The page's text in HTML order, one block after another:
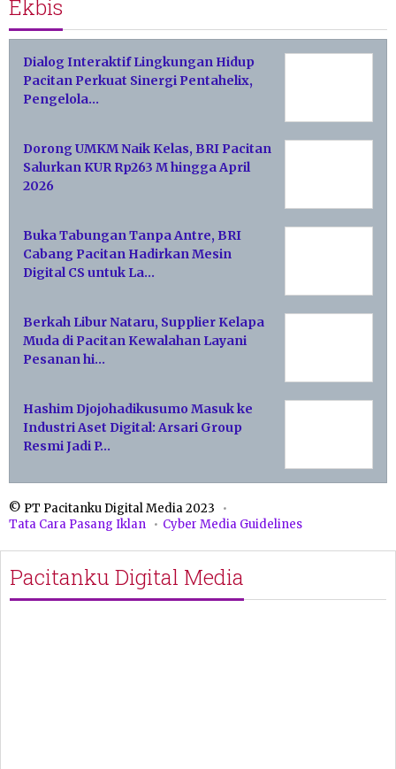
Ekbis
Dialog Interaktif Lingkungan Hidup
Pacitan Perkuat Sinergi Pentahelix,
Pengelola…
Dorong UMKM Naik Kelas, BRI Pacitan
Salurkan KUR Rp263 M hingga April
2026
Buka Tabungan Tanpa Antre, BRI
Cabang Pacitan Hadirkan Mesin
Digital CS untuk La…
Berkah Libur Nataru, Supplier Kelapa
Muda di Pacitan Kewalahan Layani
Pesanan hi…
Hashim Djojohadikusumo Masuk ke
Industri Aset Digital: Arsari Group
Resmi Jadi P…
© PT Pacitanku Digital Media 2023
Tata Cara Pasang Iklan
Cyber Media Guidelines
Pacitanku Digital Media